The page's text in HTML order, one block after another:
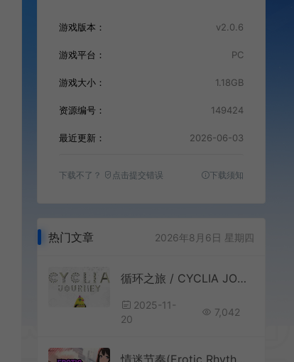
游戏版本： v2.0.6
游戏平台： PC
游戏大小： 1.18GB
资源编号： 149424
最近更新： 2026-06-03
下载不了？ 点击提交错误 下载须知
热门文章 2026年8月6日 星期四
循环之旅 / CYCLIA JOURNEY 休闲2D解谜动作游戏
2025-11-
20
7,042
情迷节奏(Erotic Rhythm)卡通休闲音乐节奏游戏|下载